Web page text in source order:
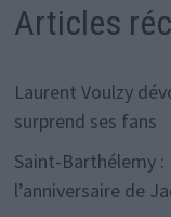
Articles
Laurent Voulzy
surprend ses fans
Saint-Barthélemy
l’anniversaire de